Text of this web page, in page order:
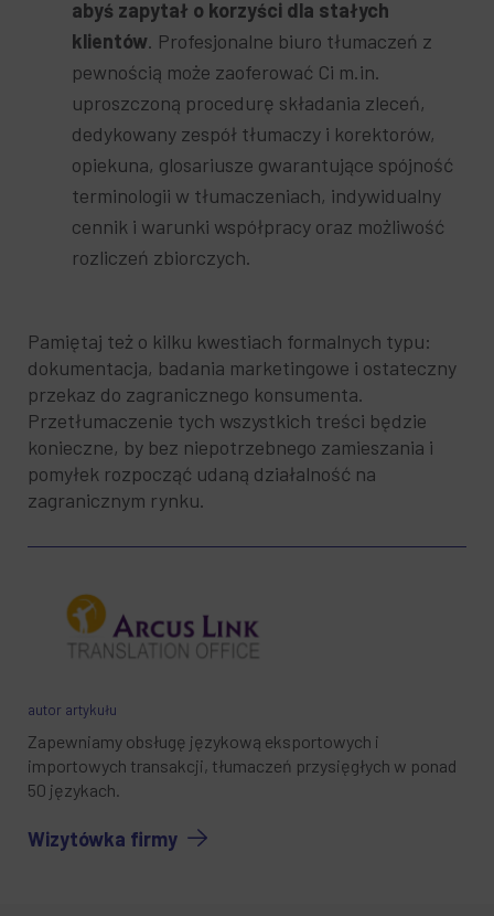
abyś zapytał o korzyści dla stałych
klientów. Profesjonalne biuro tłumaczeń z
pewnością może zaoferować Ci m.in.
uproszczoną procedurę składania zleceń,
dedykowany zespół tłumaczy i korektorów,
opiekuna, glosariusze gwarantujące spójność
terminologii w tłumaczeniach, indywidualny
cennik i warunki współpracy oraz możliwość
rozliczeń zbiorczych.
Pamiętaj też o kilku kwestiach formalnych typu:
dokumentacja, badania marketingowe i ostateczny
przekaz do zagranicznego konsumenta.
Przetłumaczenie tych wszystkich treści będzie
konieczne, by bez niepotrzebnego zamieszania i
pomyłek rozpocząć udaną działalność na
zagranicznym rynku.
autor artykułu
Zapewniamy obsługę językową eksportowych i
importowych transakcji, tłumaczeń przysięgłych w ponad
50 językach.
Wizytówka firmy